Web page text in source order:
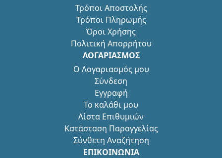
Τρόποι Αποστολής
Τρόποι Πληρωμής
Όροι Χρήσης
Πολιτική Απορρήτου
ΛΟΓΑΡΙΑΣΜΟΣ
Ο Λογαριασμός μου
Σύνδεση
Εγγραφή
Το καλάθι μου
Λίστα Επιθυμιών
Κατάσταση Παραγγελίας
Σύνθετη Αναζήτηση
ΕΠΙΚΟΙΝΩΝΙΑ